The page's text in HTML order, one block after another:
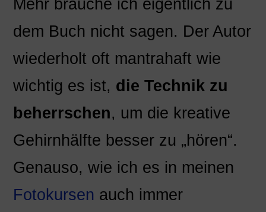
Mehr brauche ich eigentlich zu
dem Buch nicht sagen. Der Autor
wiederholt oft mantrahaft wie
wichtig es ist, die Technik zu
beherrschen, um die kreative
Gehirnhälfte besser zu „hören“.
Genauso, wie ich es in meinen
Fotokursen auch immer